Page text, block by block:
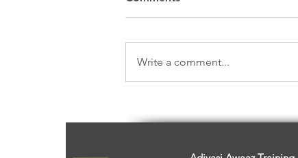
Place is here!
Write a comment...